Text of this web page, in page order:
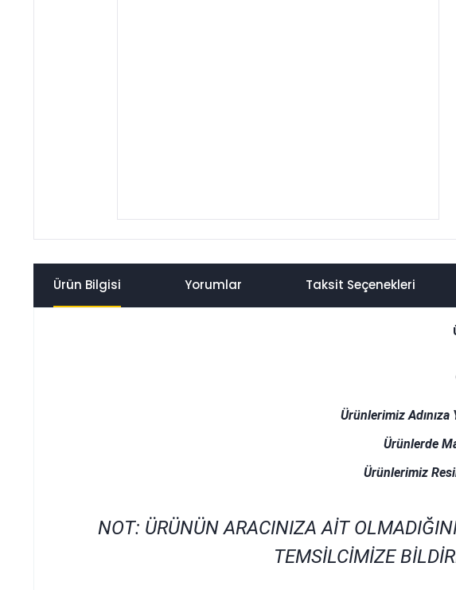
Ürün Bilgisi Yorumlar Taksit Seçenekleri
Ürünlerimiz Adınıza
Ürünlerde
Ürünlerimiz
NOT: ÜRÜNÜN ARACINIZA AİT
TEMSİLCİMİZE